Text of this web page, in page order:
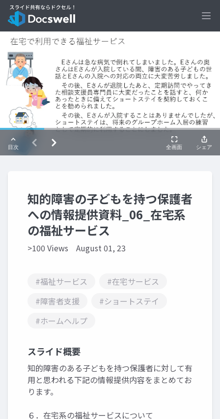
知的障害の子どもを持つ保護者
への情報提供資料_06_在宅系
の福祉サービス
>100 Views August 01, 23
#福祉サービス
#在宅サービス
#障害者支援
#ショートステイ
#ホームヘルプ
スライド概要
知的障害のある子どもを持つ保護者に対して有
用と思われる下記の情報提供内容をまとめてお
ります。
６．在宅系の福祉サービスについて